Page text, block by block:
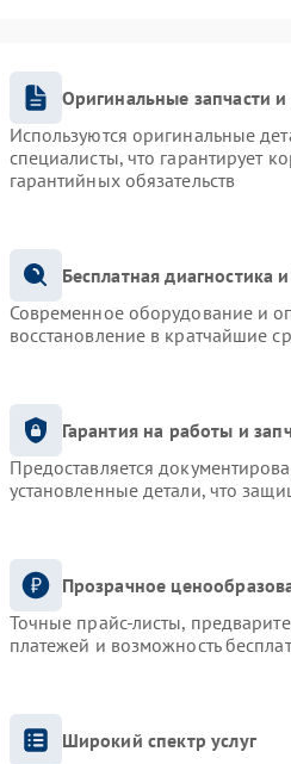
Оригинальные запчасти
Используются оригинальные
специалисты, что гарантирует
гарантийных обязательств
Бесплатная диагностика
Современное оборудование и
восстановление в кратчайшие
Гарантия на работы и
Предоставляется
установленные детали, что
Прозрачное
Точные прайс-листы,
платежей и возможность
Широкий спектр услуг